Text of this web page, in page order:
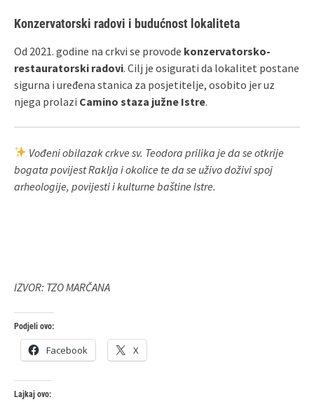
Konzervatorski radovi i budućnost lokaliteta
Od 2021. godine na crkvi se provode konzervatorsko-
restauratorski radovi. Cilj je osigurati da lokalitet postane
sigurna i uređena stanica za posjetitelje, osobito jer uz
njega prolazi Camino staza južne Istre.
Vođeni obilazak crkve sv. Teodora prilika je da se otkrije
bogata povijest Raklja i okolice te da se uživo doživi spoj
arheologije, povijesti i kulturne baštine Istre.
IZVOR: TZO MARČANA
Podjeli ovo:
Facebook X
Lajkaj ovo: